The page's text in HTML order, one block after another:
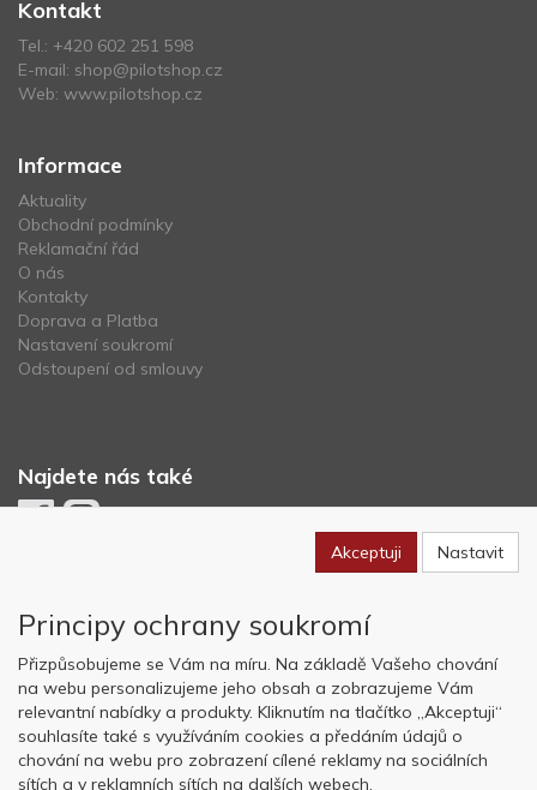
Kontakt
Tel.: +420 602 251 598
E-mail: shop@pilotshop.cz
Web: www.pilotshop.cz
Informace
Aktuality
Obchodní podmínky
Reklamační řád
O nás
Kontakty
Doprava a Platba
Nastavení soukromí
Odstoupení od smlouvy
Najdete nás také
Copyright © OK AVIATION Base, s.r.o. 2022, powered byABRA E-
shop
Akceptuji Nastavit
Principy ochrany soukromí
Přizpůsobujeme se Vám na míru. Na základě Vašeho chování
na webu personalizujeme jeho obsah a zobrazujeme Vám
relevantní nabídky a produkty. Kliknutím na tlačítko „Akceptuji“
souhlasíte také s využíváním cookies a předáním údajů o
chování na webu pro zobrazení cílené reklamy na sociálních
sítích a v reklamních sítích na dalších webech.